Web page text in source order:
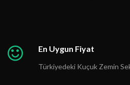
En Uygun Fiyat
Türkiyedeki Kuçuk Zemin